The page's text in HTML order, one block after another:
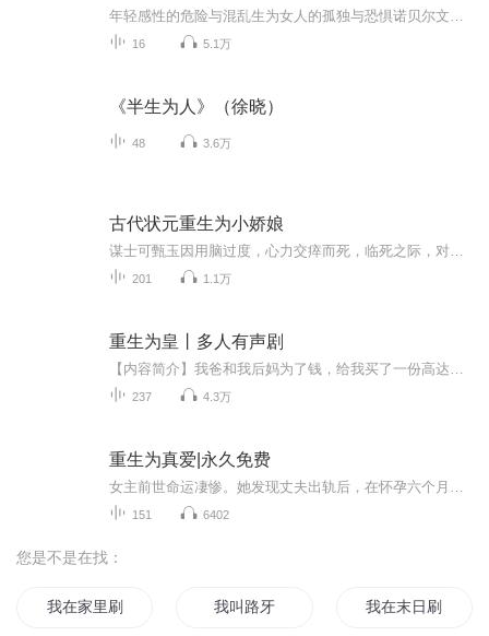
16 5.1万
《半生为人》（徐晓）
48 3.6万
古代状元重生为小娇娘
201 1.1万
重生为皇丨多人有声剧
237 4.3万
重生为真爱|永久免费
151 6402
您是不是在找：
我在家里刷副本 我叫路牙 我在末日刷抖音